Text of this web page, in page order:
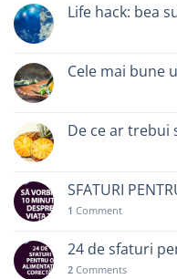
Life hack: bea
Cele mai bune
De ce ar trebui
SFATURI
1 Comment
24 de sfaturi
2 Comments